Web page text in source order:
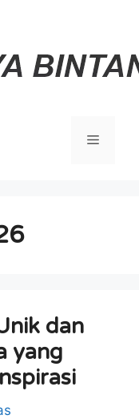
Menu
dan
yang